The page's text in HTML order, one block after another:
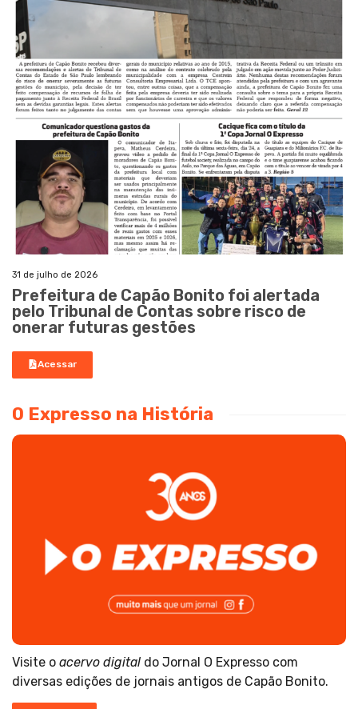
31 de julho de 2026
Prefeitura de Capão Bonito foi alertada
pelo Tribunal de Contas sobre risco de
onerar futuras gestões
Acessar
O Expresso na História
Visite o acervo digital do Jornal O Expresso com
diversas edições de jornais antigos de Capão Bonito.